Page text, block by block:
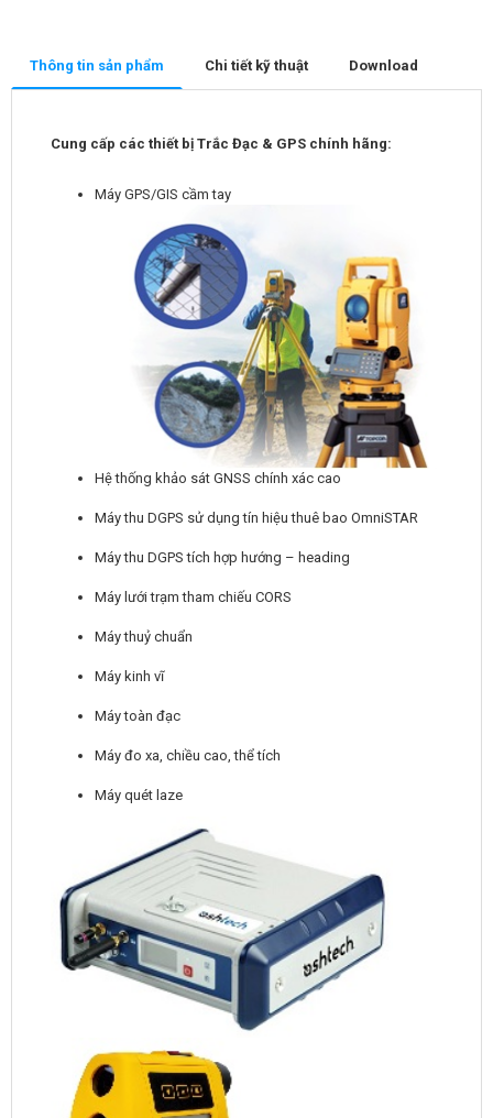
Thông tin sản phẩm Chi tiết kỹ thuật Download
Cung cấp các thiết bị Trắc Đạc & GPS chính hãng:
Máy GPS/GIS cầm tay
Hệ thống khảo sát GNSS chính xác cao
Máy thu DGPS sử dụng tín hiệu thuê bao OmniSTAR
Máy thu DGPS tích hợp hướng – heading
Máy lưới trạm tham chiếu CORS
Máy thuỷ chuẩn
Máy kinh vĩ
Máy toàn đạc
Máy đo xa, chiều cao, thể tích
Máy quét laze